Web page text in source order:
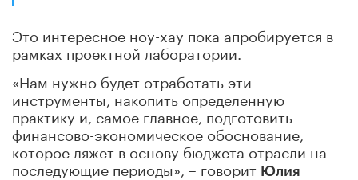
Это интересное ноу-хау пока апробируется в
рамках проектной лаборатории.
«Нам нужно будет отработать эти
инструменты, накопить определенную
практику и, самое главное, подготовить
финансово-экономическое обоснование,
которое ляжет в основу бюджета отрасли на
последующие периоды», – говорит Юлия